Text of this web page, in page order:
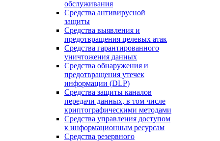
обслуживания
Средства антивирусной
защиты
Средства выявления и
предотвращения целевых атак
Средства гарантированного
уничтожения данных
Средства обнаружения и
предотвращения утечек
информации (DLP)
Средства защиты каналов
передачи данных, в том числе
криптографическими методами
Средства управления доступом
к информационным ресурсам
Средства резервного